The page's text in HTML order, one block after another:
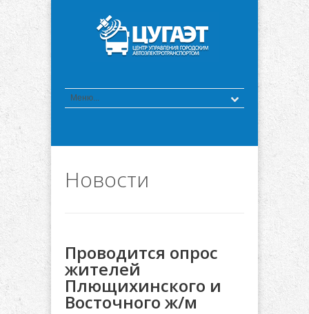
Новости
Проводится опрос
жителей
Плющихинского и
Восточного ж/м